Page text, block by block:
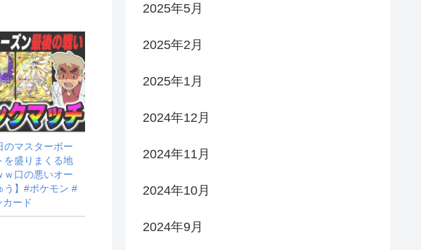
のマスターボー
を盛りまくる地
ｗ口の悪いオー
う】#ポケモン #
ード
2025年5月
2025年2月
2025年1月
2024年12月
2024年11月
2024年10月
2024年9月